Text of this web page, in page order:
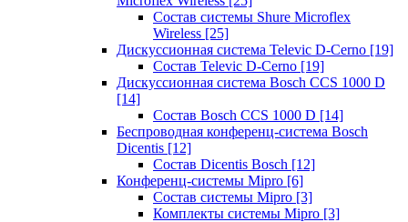
Состав системы Shure Microflex
Wireless [25]
Дискуссионная система Televic D-Cerno [19]
Состав Televic D-Cerno [19]
Дискуссионная система Bosch CCS 1000 D
[14]
Состав Bosch CCS 1000 D [14]
Беспроводная конференц-система Bosch
Dicentis [12]
Состав Dicentis Bosch [12]
Конференц-системы Mipro [6]
Состав системы Mipro [3]
Комплекты системы Mipro [3]